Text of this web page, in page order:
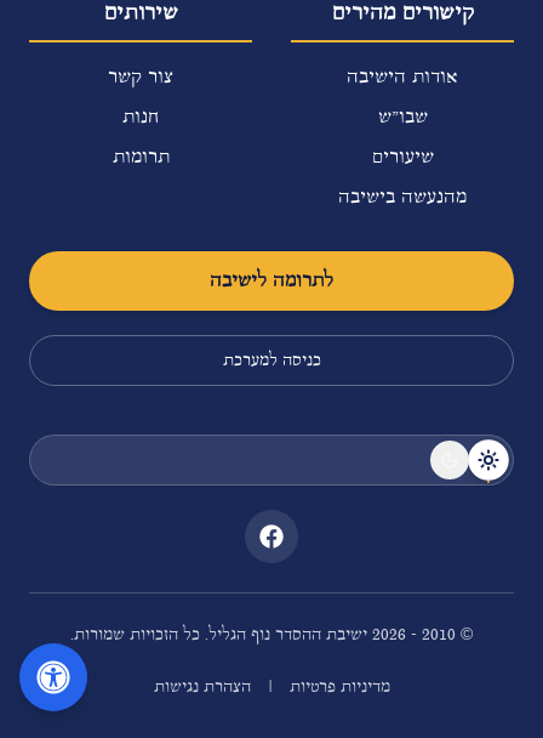
קישורים מהירים
אודות הישיבה
שבו"ש
שיעורים
מהנעשה בישיבה
שירותים
צור קשר
חנות
תרומות
לתרומה לישיבה
כניסה למערכת
© 2010 -
2026 ישיבת ההסדר נוף הגליל. כל הזכויות שמורות.
מדיניות פרטיות | הצהרת נגישות